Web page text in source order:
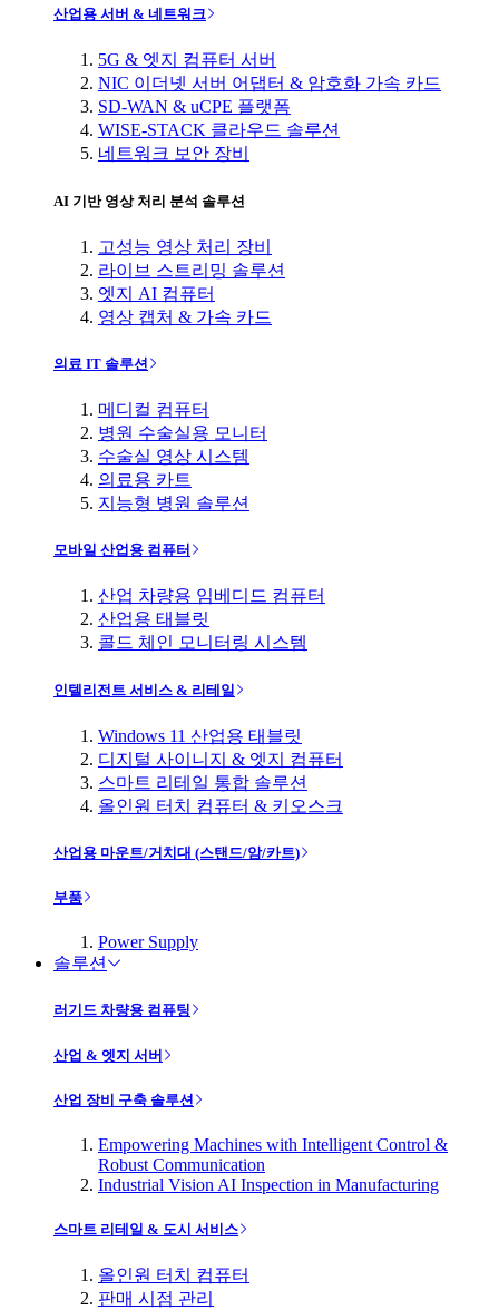
산업용 서버 & 네트워크
5G & 엣지 컴퓨터 서버
NIC 이더넷 서버 어댑터 & 암호화 가속 카드
SD-WAN & uCPE 플랫폼
WISE-STACK 클라우드 솔루션
네트워크 보안 장비
AI 기반 영상 처리 분석 솔루션
고성능 영상 처리 장비
라이브 스트리밍 솔루션
엣지 AI 컴퓨터
영상 캡처 & 가속 카드
의료 IT 솔루션
메디컬 컴퓨터
병원 수술실용 모니터
수술실 영상 시스템
의료용 카트
지능형 병원 솔루션
모바일 산업용 컴퓨터
산업 차량용 임베디드 컴퓨터
산업용 태블릿
콜드 체인 모니터링 시스템
인텔리전트 서비스 & 리테일
Windows 11 산업용 태블릿
디지털 사이니지 & 엣지 컴퓨터
스마트 리테일 통합 솔루션
올인원 터치 컴퓨터 & 키오스크
산업용 마운트/거치대 (스탠드/암/카트)
부품
Power Supply
솔루션
러기드 차량용 컴퓨팅
산업 & 엣지 서버
산업 장비 구축 솔루션
Empowering Machines with Intelligent Control &
Robust Communication
Industrial Vision AI Inspection in Manufacturing
스마트 리테일 & 도시 서비스
올인원 터치 컴퓨터
판매 시점 관리